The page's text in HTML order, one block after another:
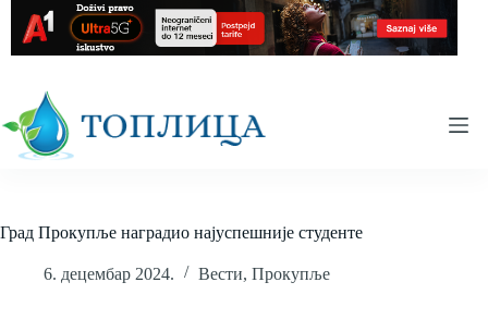
content
Град Прокупље наградио најуспешније студенте
6. децембар 2024. Вести, Прокупље